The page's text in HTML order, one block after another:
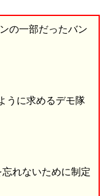
の一部だったバン
うに求めるデモ隊
れないために制定